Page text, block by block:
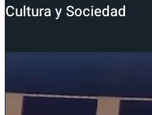
Cultura y Sociedad